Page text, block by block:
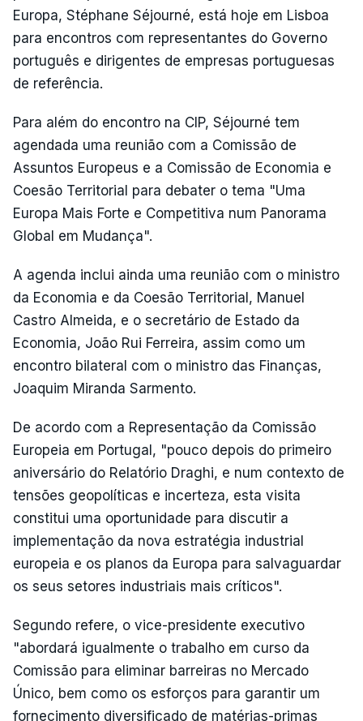
Europa, Stéphane Séjourné, está hoje em Lisboa
para encontros com representantes do Governo
português e dirigentes de empresas portuguesas
de referência.
Para além do encontro na CIP, Séjourné tem
agendada uma reunião com a Comissão de
Assuntos Europeus e a Comissão de Economia e
Coesão Territorial para debater o tema "Uma
Europa Mais Forte e Competitiva num Panorama
Global em Mudança".
A agenda inclui ainda uma reunião com o ministro
da Economia e da Coesão Territorial, Manuel
Castro Almeida, e o secretário de Estado da
Economia, João Rui Ferreira, assim como um
encontro bilateral com o ministro das Finanças,
Joaquim Miranda Sarmento.
De acordo com a Representação da Comissão
Europeia em Portugal, "pouco depois do primeiro
aniversário do Relatório Draghi, e num contexto de
tensões geopolíticas e incerteza, esta visita
constitui uma oportunidade para discutir a
implementação da nova estratégia industrial
europeia e os planos da Europa para salvaguardar
os seus setores industriais mais críticos".
Segundo refere, o vice-presidente executivo
"abordará igualmente o trabalho em curso da
Comissão para eliminar barreiras no Mercado
Único, bem como os esforços para garantir um
fornecimento diversificado de matérias-primas